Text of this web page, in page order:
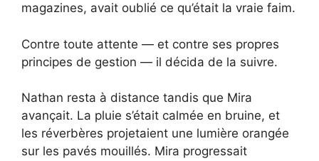
magazines, avait oublié ce qu’était la vraie faim.
Contre toute attente — et contre ses propres
principes de gestion — il décida de la suivre.
Nathan resta à distance tandis que Mira
avançait. La pluie s’était calmée en bruine, et
les réverbères projetaient une lumière orangée
sur les pavés mouillés. Mira progressait